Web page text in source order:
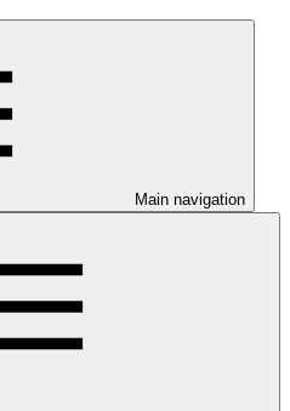
Main navigation